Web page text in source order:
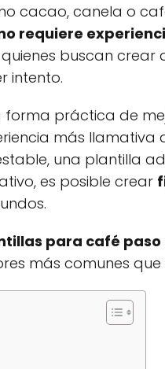
cacao, canela o
requiere
buscan crear
intento.
forma práctica de
más llamativa
una plantilla
es posible crear
para café paso
más comunes